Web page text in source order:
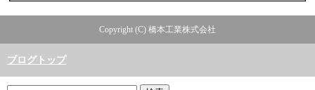
Copyright (C) 橋本工業株式会社
ブログトップ